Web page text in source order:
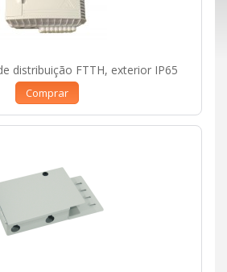
distribuição FTTH, exterior IP65
Comprar